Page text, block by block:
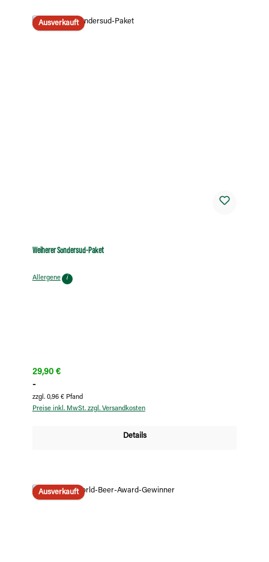
Ausverkauft
Weiherer Sondersud-Paket
Allergene i
Regulärer Preis:
29,90 €
-
zzgl. 0,96 € Pfand
Preise inkl. MwSt. zzgl. Versandkosten
Details
Ausverkauft